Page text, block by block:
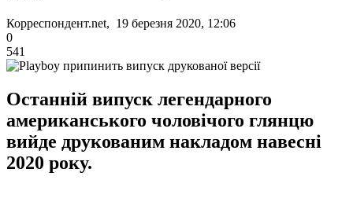
Корреспондент.net, 19 березня 2020, 12:06
0
541
Останній випуск легендарного
американського чоловічого глянцю
вийде друкованим накладом навесні
2020 року.